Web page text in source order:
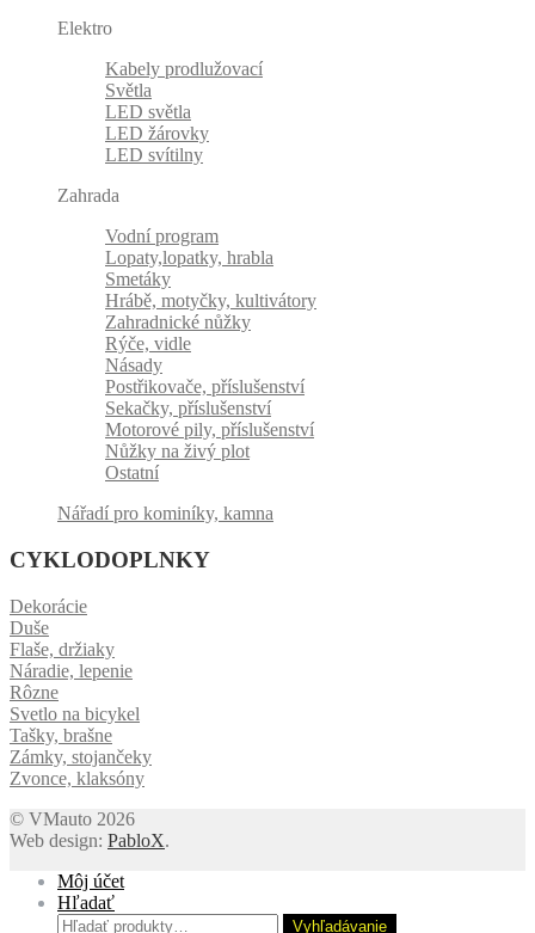
Elektro
Kabely prodlužovací
Světla
LED světla
LED žárovky
LED svítilny
Zahrada
Vodní program
Lopaty,lopatky, hrabla
Smetáky
Hrábě, motyčky, kultivátory
Zahradnické nůžky
Rýče, vidle
Násady
Postřikovače, příslušenství
Sekačky, příslušenství
Motorové pily, příslušenství
Nůžky na živý plot
Ostatní
Nářadí pro kominíky, kamna
CYKLODOPLNKY
Dekorácie
Duše
Flaše, držiaky
Náradie, lepenie
Rôzne
Svetlo na bicykel
Tašky, brašne
Zámky, stojančeky
Zvonce, klaksóny
© VMauto 2026
Web design: PabloX.
Môj účet
Hľadať
Hľadať:
Vyhľadávanie